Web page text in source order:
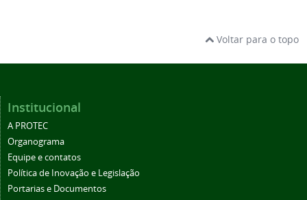
Voltar para o topo
Institucional
A PROTEC
Organograma
Equipe e contatos
Política de Inovação e Legislação
Portarias e Documentos